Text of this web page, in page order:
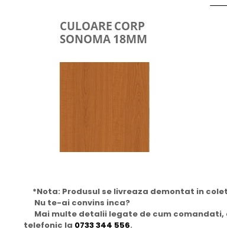
*Nota: Produsul se livreaza demontat in
Nu te-ai convins inca?
Mai multe detalii legate de cum
telefonic la 0733 344 556.